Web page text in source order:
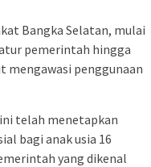
Bangka Selatan, mulai
pemerintah hingga
mengawasi penggunaan
telah menetapkan
bagi anak usia 16
yang dikenal